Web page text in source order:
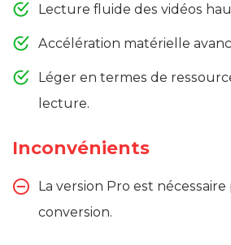
Lecture fluide des vidéos
Accélération matérielle
Léger en termes de
lecture.
Inconvénients
La version Pro est
conversion.